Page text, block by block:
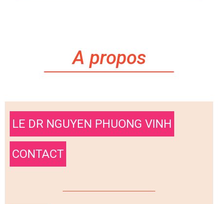
A propos
LE DR NGUYEN PHUONG VINH
CONTACT